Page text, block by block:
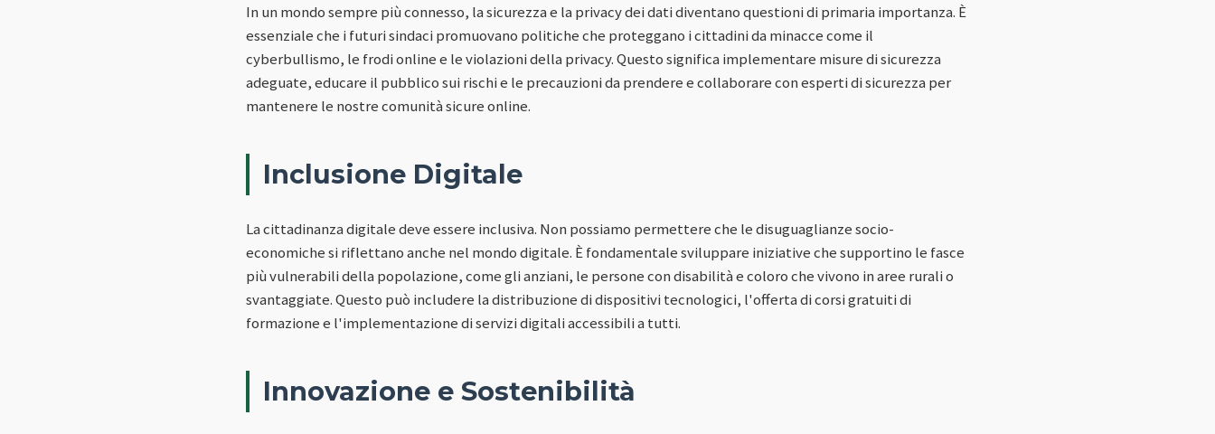
In un mondo sempre più connesso, la sicurezza e la privacy dei dati diventano questioni di primaria importanza. È
essenziale che i futuri sindaci promuovano politiche che proteggano i cittadini da minacce come il
cyberbullismo, le frodi online e le violazioni della privacy. Questo significa implementare misure di sicurezza
adeguate, educare il pubblico sui rischi e le precauzioni da prendere e collaborare con esperti di sicurezza per
mantenere le nostre comunità sicure online.
Inclusione Digitale
La cittadinanza digitale deve essere inclusiva. Non possiamo permettere che le disuguaglianze socio-
economiche si riflettano anche nel mondo digitale. È fondamentale sviluppare iniziative che supportino le fasce
più vulnerabili della popolazione, come gli anziani, le persone con disabilità e coloro che vivono in aree rurali o
svantaggiate. Questo può includere la distribuzione di dispositivi tecnologici, l'offerta di corsi gratuiti di
formazione e l'implementazione di servizi digitali accessibili a tutti.
Innovazione e Sostenibilità